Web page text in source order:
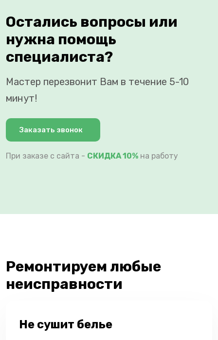
Остались вопросы или
нужна помощь
специалиста?
Мастер перезвонит Вам в течение 5-10
минут!
Заказать звонок
При заказе с сайта - СКИДКА 10% на работу
Ремонтируем любые
неисправности
Не сушит белье